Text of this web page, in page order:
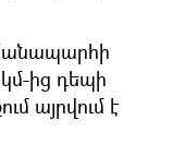
ից դեպի
այրվում է